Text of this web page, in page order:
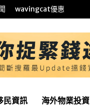
wavingcat優惠
民資訊 海外物業投資